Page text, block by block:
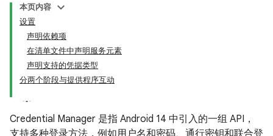
本页内容
设置
声明依赖项
在清单文件中声明服务元素
声明支持的凭据类型
分两个阶段与提供程序互动
Credential Manager 是指 Android 14 中引入的一组 API，
支持多种登录方法，例如用户名和密码、通行密钥和联合登